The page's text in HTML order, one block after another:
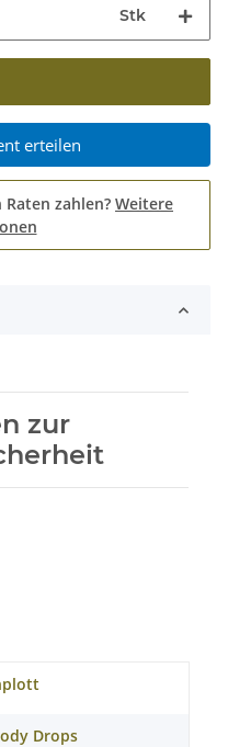
Stk
erteilen
zahlen? Weitere
zur
Drops